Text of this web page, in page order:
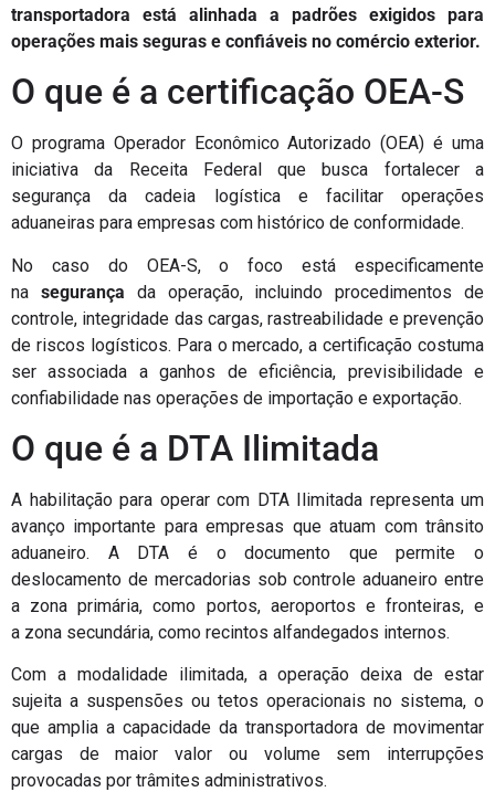
transportadora está alinhada a padrões exigidos para
operações mais seguras e confiáveis no comércio exterior.
O que é a certificação OEA-S
O programa Operador Econômico Autorizado (OEA) é uma
iniciativa da Receita Federal que busca fortalecer a
segurança da cadeia logística e facilitar operações
aduaneiras para empresas com histórico de conformidade.
No caso do OEA-S, o foco está especificamente
na segurança da operação, incluindo procedimentos de
controle, integridade das cargas, rastreabilidade e prevenção
de riscos logísticos. Para o mercado, a certificação costuma
ser associada a ganhos de eficiência, previsibilidade e
confiabilidade nas operações de importação e exportação.
O que é a DTA Ilimitada
A habilitação para operar com DTA Ilimitada representa um
avanço importante para empresas que atuam com trânsito
aduaneiro. A DTA é o documento que permite o
deslocamento de mercadorias sob controle aduaneiro entre
a zona primária, como portos, aeroportos e fronteiras, e
a zona secundária, como recintos alfandegados internos.
Com a modalidade ilimitada, a operação deixa de estar
sujeita a suspensões ou tetos operacionais no sistema, o
que amplia a capacidade da transportadora de movimentar
cargas de maior valor ou volume sem interrupções
provocadas por trâmites administrativos.